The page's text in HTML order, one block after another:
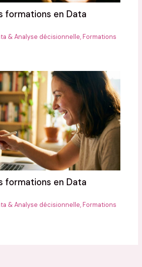
formations en Data
& Analyse décisionnelle,Formations
formations en Data
& Analyse décisionnelle,Formations